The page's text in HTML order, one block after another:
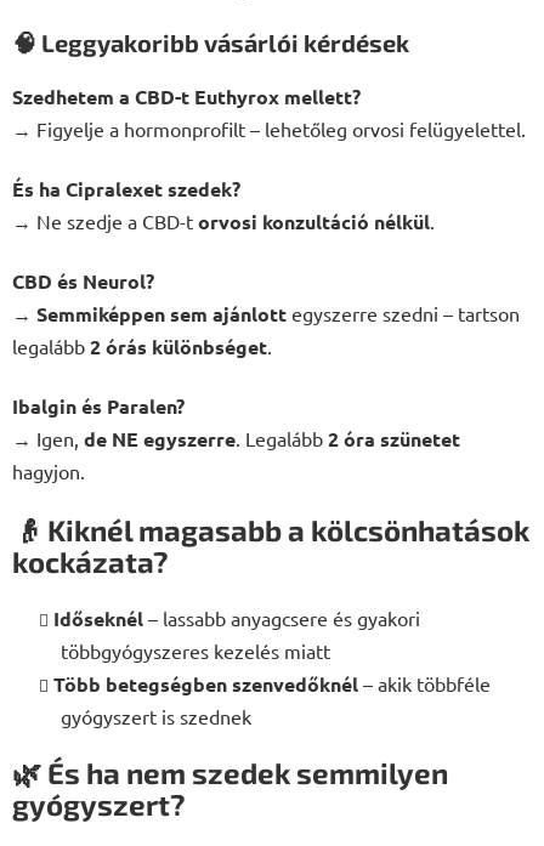
🧠 Leggyakoribb vásárlói kérdések
Szedhetem a CBD-t Euthyrox mellett?
→ Figyelje a hormonprofilt – lehetőleg orvosi felügyelettel.
És ha Cipralexet szedek?
→ Ne szedje a CBD-t orvosi konzultáció nélkül
CBD és Neurol?
→ Semmiképpen sem ajánlott egyszerre szedni – tartson
legalább 2 órás különbséget
Ibalgin és Paralen?
→ Igen, de NE egyszerre . Legalább 2 óra szünetet
hagyjon.
👴 Kiknél magasabb a kölcsönhatások
kockázata?
Időseknél – lassabb anyagcsere és gyakori
többgyógyszeres kezelés miatt
Több betegségben szenvedőknél – akik többféle
gyógyszert is szednek
🌿 És ha nem szedek semmilyen
gyógyszert?